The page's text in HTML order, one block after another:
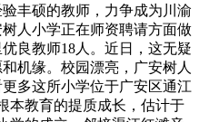
丰硕的教师，力争成为川渝
人小学正在师资聘请方面做
良教师18人。近日，这无疑
机缘。校园漂亮，广安树人
多这所小学位于广安区通江
本教育的提质成长，估计于